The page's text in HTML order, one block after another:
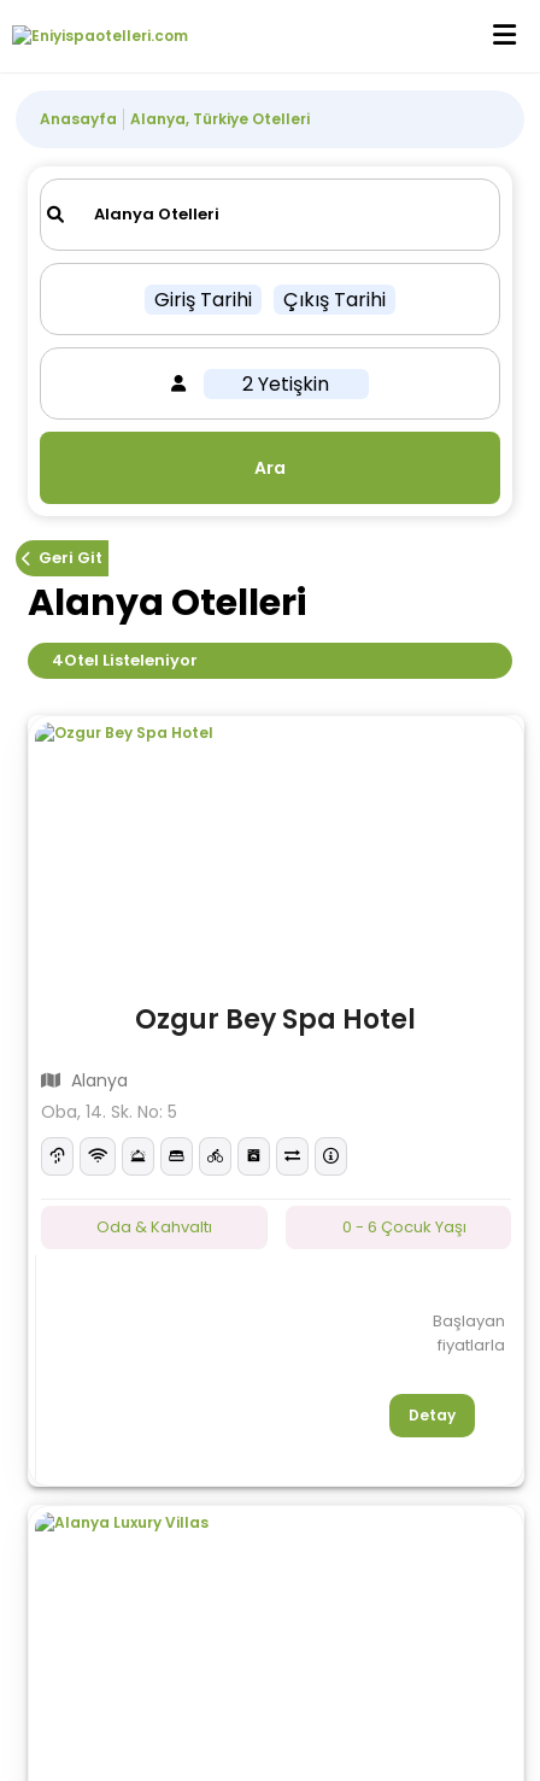
Anasayfa Alanya, Türkiye Otelleri
Giriş Tarihi Çıkış Tarihi
2 Yetişkin
Ara
Geri Git
Alanya Otelleri
4Otel Listeleniyor
Ozgur Bey Spa Hotel
Alanya
Oba, 14. Sk. No: 5
Oda & Kahvaltı 0 - 6 Çocuk Yaşı
Başlayan
fiyatlarla
Detay